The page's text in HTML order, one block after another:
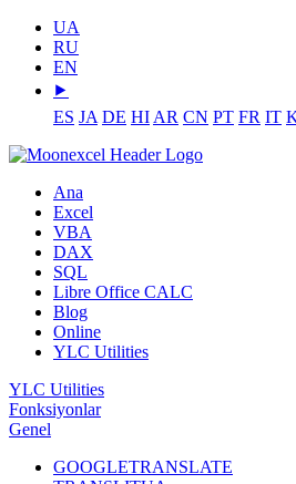
UA
RU
EN
⯈
ES JA DE HI AR CN PT FR IT
Ana
Excel
VBA
DAX
SQL
Libre Office CALC
Blog
Online
YLC Utilities
YLC Utilities
Fonksiyonlar
Genel
GOOGLETRANSLATE